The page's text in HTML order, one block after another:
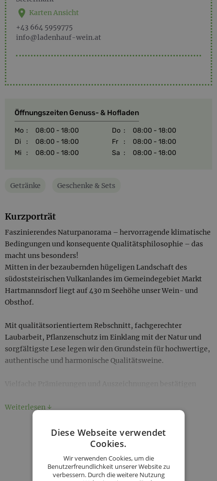
Karten Ansicht
+43 664 5959775
info@ladenhauf-wein.at
Öffnungszeiten Genuss- & Hofladen
Mo :
08:00 - 18:00
Di
:
08:00 - 18:00
Mi
: 08:00 - 18:00
Do :
08:00 - 18:00
Fr
:
08:00 - 18:00
Sa : 08:00 - 18:00
Getränke Geschenke & Sets
Kurzporträt
Faszinierendes Naturpanorama – hervorragende klimatische
Bedingungen und konsequente Qualitätsphilosophie – das
macht uns besonders!
Mitten in der bezaubernden hügeligen Landschaft des
südoststeirischen Vulkanlandes im Gemeindegebiet Markt
Hartmannsdorf liegt auf 430 m Seehöhe unser Wein- und
Obsthof.
Mit qualitätsorientiertem Rebschnitt, fachgerechter
Laubarbeit, Pflanzenschutz im Einklang mit der Natur und
sorgfältigste Lese legen wir den Grundstein für hochwertige,
authentische und harmonische Qualitätsweine.
und die Teilnahme am anspruchsvollsten Weinwettbewerb
Weiterlesen ↓
KONTAKT
BESTELLUNG STARTEN
Diese Webseite verwendet
Cookies.
Wir verwenden Cookies, um die
Benutzerfreundlichkeit unserer Website zu
verbessern. Durch die weitere Nutzung